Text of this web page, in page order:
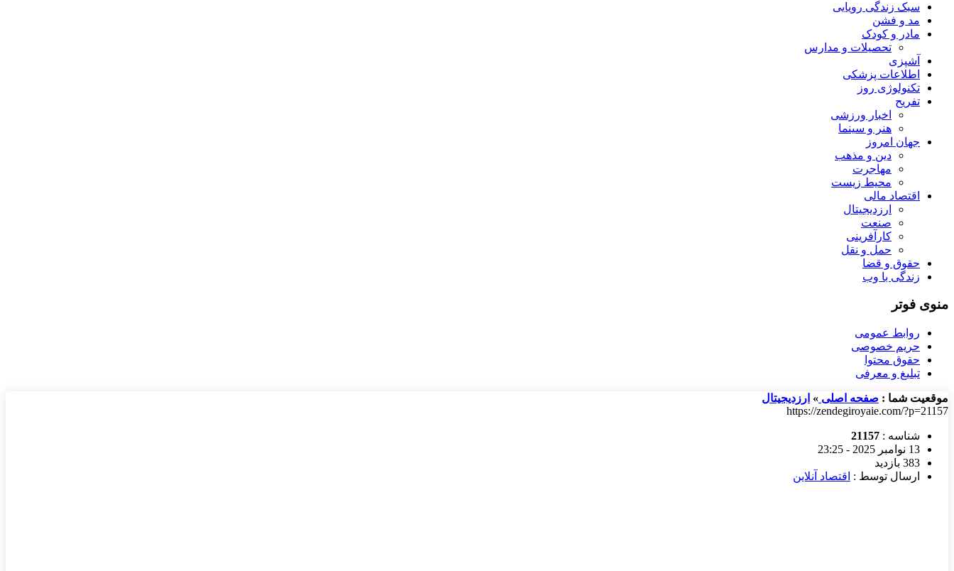
سبک زندگی رویایی
مد و فشن
مادر و کودک
تحصیلات و مدارس
آشپزی
اطلاعات پزشکی
تکنولوژی روز
تفریح
اخبار ورزشی
هنر و سینما
جهان امروز
دین و مذهب
مهاجرت
محیط زیست
اقتصاد مالی
ارزدیجیتال
صنعت
کارآفرینی
حمل و نقل
حقوق و قضا
زندگی با وب
منوی فوتر
روابط عمومی
حریم خصوصی
حقوق محتوا
تبلیغ و معرفی
موقعیت شما : صفحه اصلی » ارزدیجیتال
https://zendegiroyaie.com/?p=21157
شناسه : 21157
13 نوامبر 2025 - 23:25
383 بازدید
ارسال توسط : اقتصاد آنلاین